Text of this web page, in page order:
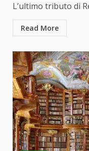
L’ultimo tributo di
Read More